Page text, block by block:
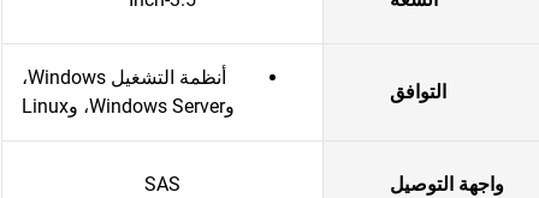
التوافق
أنظمة التشغيل Windows،
وWindows Server، وLinux
واجهة التوصيل SAS